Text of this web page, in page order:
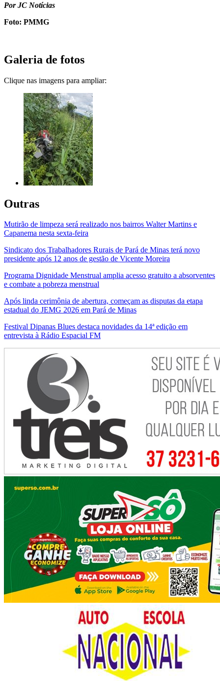
Por JC Notícias
Foto: PMMG
Galeria de fotos
Clique nas imagens para ampliar:
Outras
Mutirão de limpeza será realizado nos bairros Walter Martins e
Capanema nesta sexta-feira
Sindicato dos Trabalhadores Rurais de Pará de Minas terá novo
presidente após 12 anos de gestão de Vicente Moreira
Programa Dignidade Menstrual amplia acesso gratuito a absorventes
e combate a pobreza menstrual
Após linda cerimônia de abertura, começam as disputas da etapa
estadual do JEMG 2026 em Pará de Minas
Festival Dipanas Blues destaca novidades da 14ª edição em
entrevista à Rádio Espacial FM